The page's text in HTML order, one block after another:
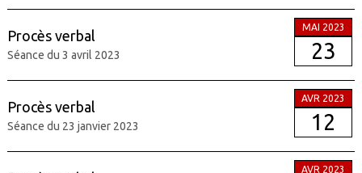
Procès verbal
Séance du 3 avril 2023
MAI 2023
23
Procès verbal
Séance du 23 janvier 2023
AVR 2023
12
AVR 2023